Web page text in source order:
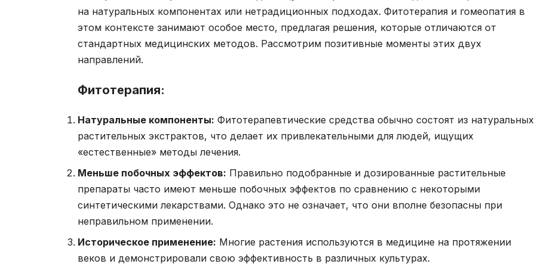
на натуральных компонентах или нетрадиционных подходах. Фитотерапия и гомеопатия в
этом контексте занимают особое место, предлагая решения, которые отличаются от
стандартных медицинских методов. Рассмотрим позитивные моменты этих двух
направлений.
Фитотерапия:
Натуральные компоненты: Фитотерапевтические средства обычно состоят из натуральных
растительных экстрактов, что делает их привлекательными для людей, ищущих
«естественные» методы лечения.
Меньше побочных эффектов: Правильно подобранные и дозированные растительные
препараты часто имеют меньше побочных эффектов по сравнению с некоторыми
синтетическими лекарствами. Однако это не означает, что они вполне безопасны при
неправильном применении.
Историческое применение: Многие растения используются в медицине на протяжении
веков и демонстрировали свою эффективность в различных культурах.